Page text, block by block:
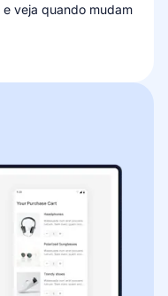
e veja quando mudam